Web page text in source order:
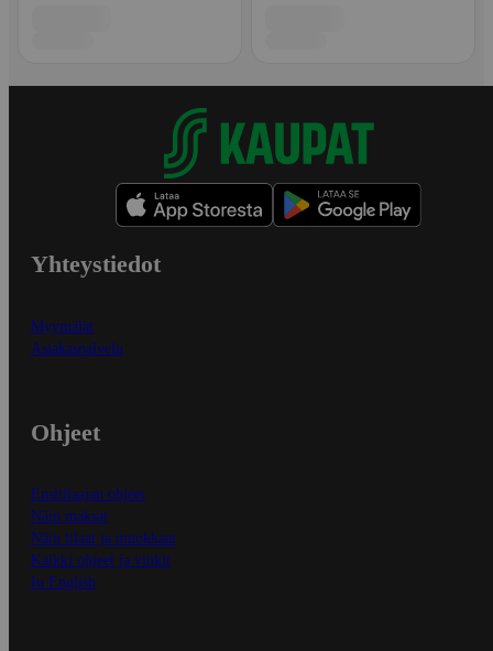
Yhteystiedot
Myymälät
Asiakaspalvelu
Ohjeet
Ensitilaajan ohjeet
Näin maksat
Näin tilaat ja muokkaat
Kaikki ohjeet ja vinkit
In English